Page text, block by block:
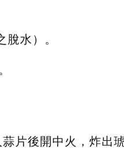
水）。
片後開中火，炸出